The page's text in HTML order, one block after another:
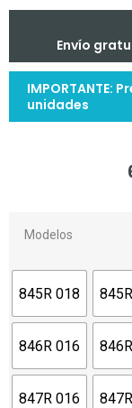
Envío
IMPORTANTE:
unidades
Modelos
845R 018
846R 016
847R 016